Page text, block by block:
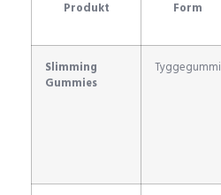
Produkt Form
Slimming
Gummies
Tyggegummi